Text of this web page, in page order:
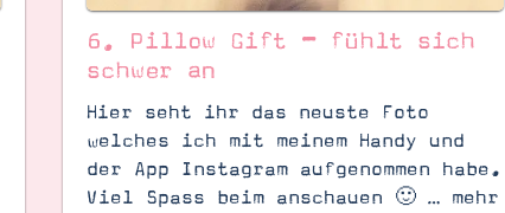
SUCHE
6. Pillow Gift – fühlt sich
schwer an
Hier seht ihr das neuste Foto
welches ich mit meinem Handy und
der App Instagram aufgenommen habe.
Viel Spass beim anschauen 🙂 … mehr